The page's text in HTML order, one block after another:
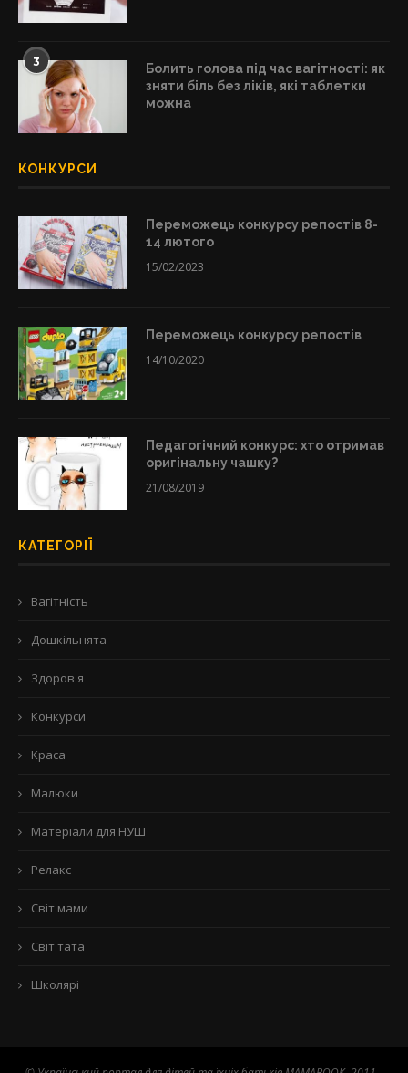
3
Болить голова під час вагітності: як
зняти біль без ліків, які таблетки
можна
КОНКУРСИ
Переможець конкурсу репостів 8-
14 лютого
15/02/2023
Переможець конкурсу репостів
14/10/2020
Педагогічний конкурс: хто отримав
оригінальну чашку?
21/08/2019
КАТЕГОРІЇ
Вагітність
Дошкільнята
Здоров'я
Конкурси
Краса
Малюки
Матеріали для НУШ
Релакс
Світ мами
Світ тата
Школярі